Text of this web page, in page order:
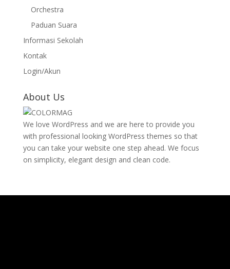
Orchestra
Paduan Suara
Informasi Sekolah
Kontak
Login/Akun
About Us
We love WordPress and we are here to provide you
with professional looking WordPress themes so that
you can take your website one step ahead. We focus
on simplicity, elegant design and clean code.